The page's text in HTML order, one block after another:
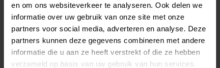
en om ons websiteverkeer te analyseren. Ook delen we
informatie over uw gebruik van onze site met onze
partners voor social media, adverteren en analyse. Deze
partners kunnen deze gegevens combineren met andere
informatie die u aan ze heeft verstrekt of die ze hebben
verzameld op basis van uw gebruik van hun services.
Inwoners
Type huishoudens